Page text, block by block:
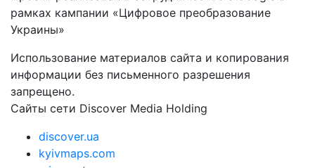
рамках кампании «Цифровое преобразование
Украины»
Использование материалов сайта и копирования
информации без письменного разрешения
запрещено.
Сайты сети Discover Media Holding
discover.ua
kyivmaps.com